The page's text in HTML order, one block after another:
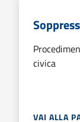
civica
VAI ALLA